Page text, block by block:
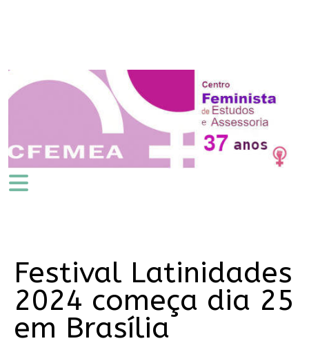
Festival Latinidades
2024 começa dia 25
em Brasília